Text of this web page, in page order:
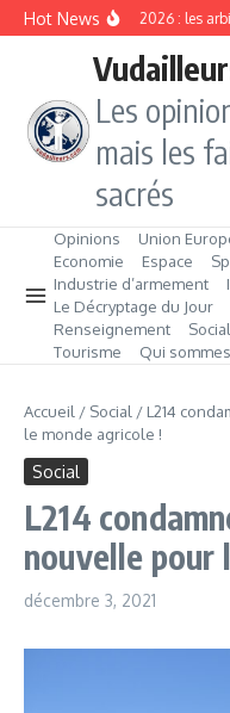
Aller au contenu
Hot NewsRentrée 2026 : les
Les
mais les
sacrés
Opinions Union
Economie
Espace
Industrie d’armement
Le Décryptage du Jour
Renseignement
Social
Tourisme
Qui
Accueil / Social / L214
le monde agricole !
Social
L214
nouvelle pour
décembre 3, 2021